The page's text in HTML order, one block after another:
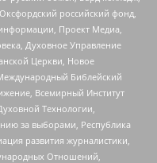
российский фонд,
Проект Медиа,
Духовное Управление
Церкви, Новое
Библейский
Всемирный Институт
Технологии,
за выборами, Республика
развития журналистики,
Отношений,